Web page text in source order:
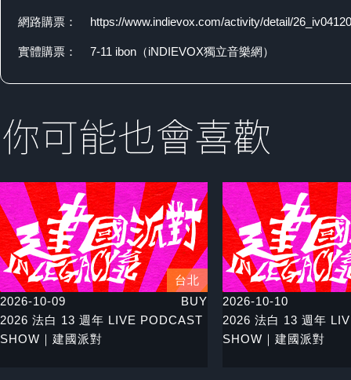
網路購票： https://www.indievox.com/activity/detail/
實體購票： 7-11 ibon（iNDIEVOX獨立音樂網）
台北
2026-10-09
BUY
2026 法白 13 週年 LIVE PODCAST
SHOW｜建國派對
2026-10-10
2026 法白 13 週年
SHOW｜建國派對